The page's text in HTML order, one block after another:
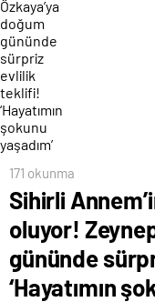
171 okunma
Sihirli
oluyor!
gününde
‘Hayatımın